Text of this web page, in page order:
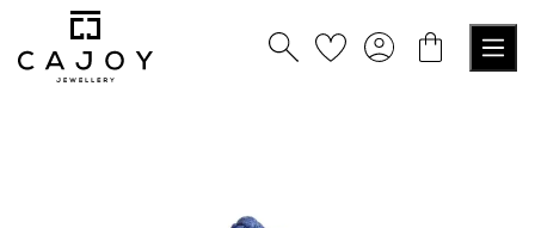
springen